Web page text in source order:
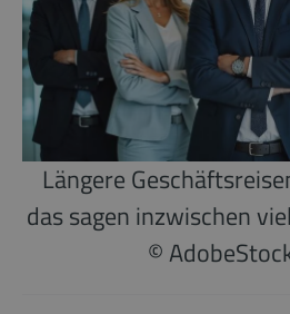
Längere
das sagen inzwischen
©